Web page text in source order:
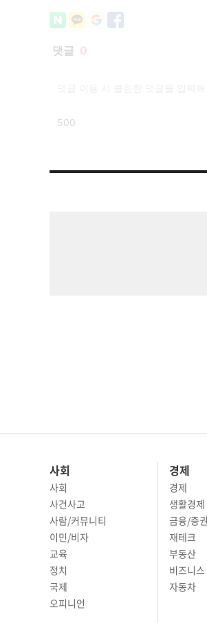
사회
사회
사건사고
사람/커뮤니티
이민/비자
교육
정치
경제
경제
생활경제
금융/증권
재테크
부동산